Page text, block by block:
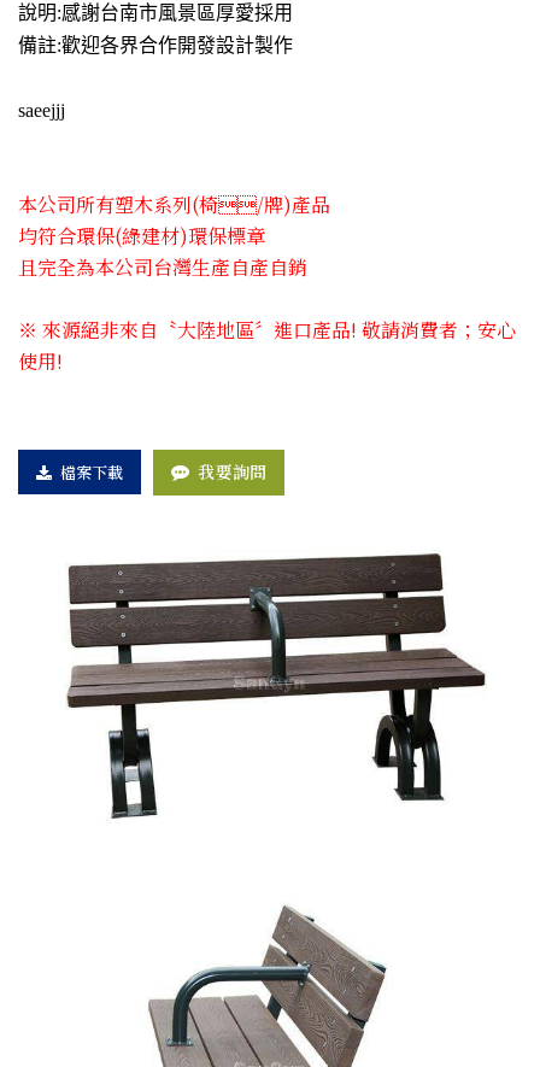
說明:感謝台南市風景區厚愛採用
備註:歡迎各界合作開發設計製作
saeejjj
本公司所有塑木系列(椅​/牌)產品
均符合環保(綠建材)環保標章
且完全為本公司台灣生產自產自銷
※ 來源絕非來自〝大陸地區〞進口產品! 敬請消費者；安心
使用!
檔案下載 我要詢問